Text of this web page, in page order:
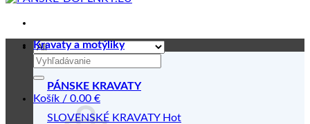
Hľadať:
Košík / 0.00 €
Kravaty a motýliky
PÁNSKE KRAVATY
SLOVENSKÉ KRAVATY